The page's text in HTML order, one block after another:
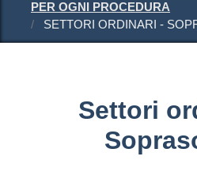
PER OGNI PROCEDURA
SETTORI ORDINARI -
Settori